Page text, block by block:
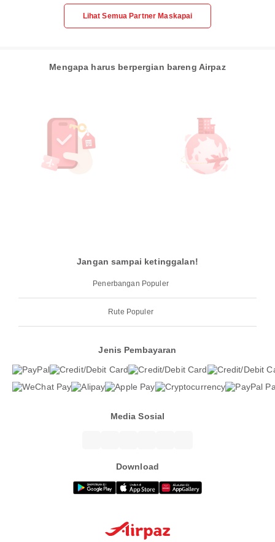
Lihat Semua Partner Maskapai
Mengapa harus berpergian bareng Airpaz
Jangan sampai ketinggalan!
Penerbangan Populer
Rute Populer
Jenis Pembayaran
Media Sosial
Download